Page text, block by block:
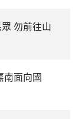
勿前往山
南面向國